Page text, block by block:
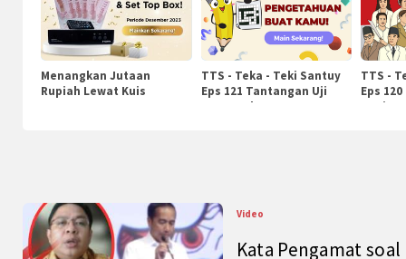
Menangkan Jutaan
Rupiah Lewat Kuis
TTS - Teka - Teki Santuy
Eps 121 Tantangan Uji
Pengetahuan
TTS -
Eps
Video
Kata Pengamat